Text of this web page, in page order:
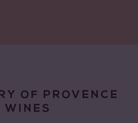
OF PROVENCE
WINES